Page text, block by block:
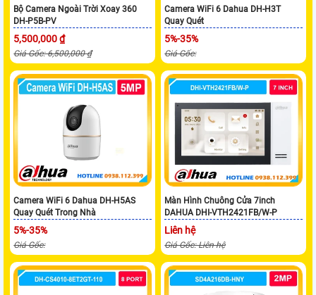
Bộ Camera Ngoài Trời Xoay 360
DH-P5B-PV
5,500,000 ₫
Giá Gốc: 6,500,000 ₫
Camera WiFi 6 Dahua DH-H3T
Quay Quét
5%-35%
Giá Gốc:
Camera WiFi 6 Dahua DH-H5AS
Quay Quét Trong Nhà
5%-35%
Giá Gốc:
Màn Hình Chuông Cửa 7inch
DAHUA DHI-VTH2421FB/W-P
Liên hệ
Giá Gốc: Liên hệ